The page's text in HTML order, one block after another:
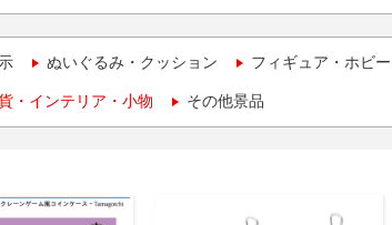
ぬいぐるみ・クッション フィギュア・ホビー
・インテリア・小物 その他景品